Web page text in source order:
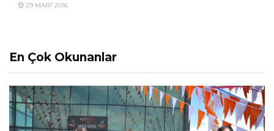
29 MART 2016
En Çok Okunanlar